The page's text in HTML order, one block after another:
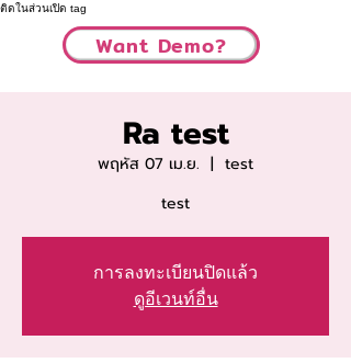
ติดในส่วนเปิด tag
Want Demo?
Ra test
พฤหัส 07 เม.ย.
  |
test
test
การลงทะเบียนปิดแล้ว
ดูอีเวนท์อื่น